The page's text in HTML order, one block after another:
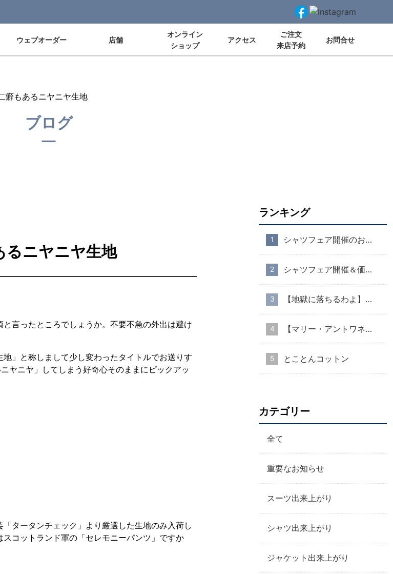
ウェブオーダー 店舗
オンライン
ショップ
アクセス
ご注文
来店予約
お問合せ
癖もあるニヤニヤ生地
ブログ
るニヤニヤ生地
言ったところでしょうか。不要不急の外出は避け
」と称しまして少し変わったタイトルでお送りす
ヤニヤ」してしまう好奇心そのままにピックアッ
タータンチェック」より厳選した生地のみ入荷し
コットランド軍の「セレモニーパンツ」ですか
ランキング
シャツフェア開催のお知らせ
シャツフェア開催＆価格改定のお知らせ
【地獄に落ちるわよ】衣装協力のお知らせ
【マリー・アントワネット・スタイル】part１
とことんコットン
カテゴリー
全て
重要なお知らせ
スーツ出来上がり
シャツ出来上がり
ジャケット出来上がり